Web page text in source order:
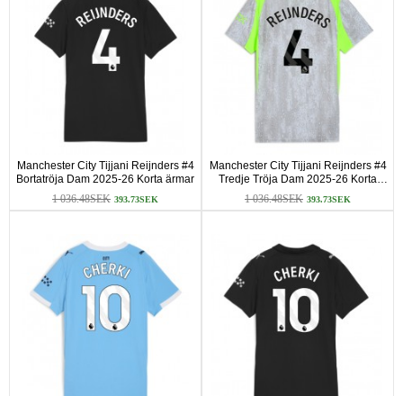
Manchester City Tijjani Reijnders #4
Bortatröja Dam 2025-26 Korta ärmar
1 036.48SEK 393.73SEK
Manchester City Tijjani Reijnders #4
Tredje Tröja Dam 2025-26 Korta
ärmar
1 036.48SEK 393.73SEK